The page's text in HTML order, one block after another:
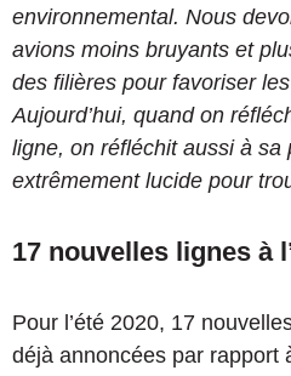
environnemental. Nous
avions moins bruyants et
des filières pour favoriser
Aujourd’hui, quand on
ligne, on réfléchit aussi à sa
extrêmement lucide pour
17 nouvelles lignes à
Pour l’été 2020, 17
déjà annoncées par rapport